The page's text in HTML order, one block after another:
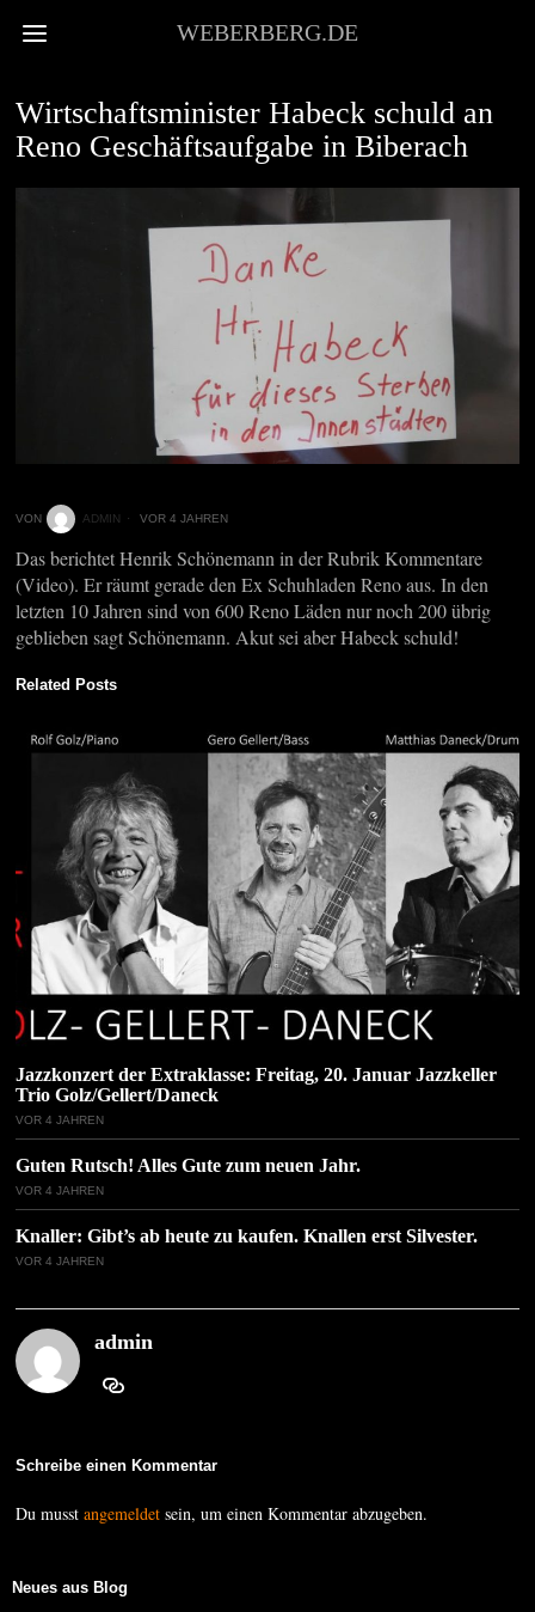
WEBERBERG.DE
Wirtschaftsminister Habeck schuld an
Reno Geschäftsaufgabe in Biberach
VON ADMIN VOR 4 JAHREN
Das berichtet Henrik Schönemann in der Rubrik Kommentare
(Video). Er räumt gerade den Ex Schuhladen Reno aus. In den
letzten 10 Jahren sind von 600 Reno Läden nur noch 200 übrig
geblieben sagt Schönemann. Akut sei aber Habeck schuld!
Related Posts
Jazzkonzert der Extraklasse: Freitag, 20. Januar Jazzkeller
Trio Golz/Gellert/Daneck
VOR 4 JAHREN
Guten Rutsch! Alles Gute zum neuen Jahr.
VOR 4 JAHREN
Knaller: Gibt’s ab heute zu kaufen. Knallen erst Silvester.
VOR 4 JAHREN
admin
Schreibe einen Kommentar
Du musstangemeldet sein, um einen Kommentar abzugeben.
Neues aus Blog